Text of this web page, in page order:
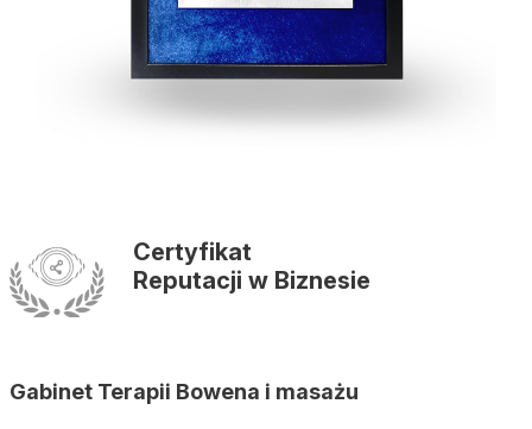
Certyfikat
Reputacji w Biznesie
Gabinet Terapii Bowena i masażu